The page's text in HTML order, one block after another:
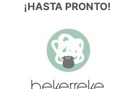
¡HASTA PRONTO!